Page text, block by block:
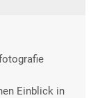
Einblick in